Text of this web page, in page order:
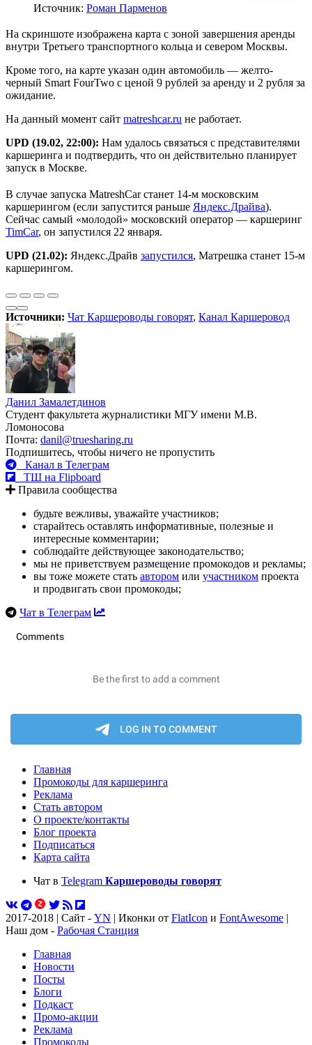
Источник: Роман Парменов
На скриншоте изображена карта с зоной завершения аренды
внутри Третьего транспортного кольца и севером Москвы.
Кроме того, на карте указан один автомобиль — желто-
черный Smart FourTwo с ценой 9 рублей за аренду и 2 рубля за
ожидание.
На данный момент сайт matreshcar.ru не работает.
UPD (19.02, 22:00): Нам удалось связаться с представителями
каршеринга и подтвердить, что он действительно планирует
запуск в Москве.
В случае запуска MatreshCar станет 14-м московским
каршерингом (если запустится раньше Яндекс.Драйва).
Сейчас самый «молодой» московский оператор — каршеринг
TimCar, он запустился 22 января.
UPD (21.02): Яндекс.Драйв запустился, Матрешка станет 15-м
каршерингом.
Источники: Чат Каршероводы говорят, Канал Каршеровод
Данил Замалетдинов
Cтудент факультета журналистики МГУ имени М.В.
Ломоносова
Почта: danil@truesharing.ru
Подпишитесь, чтобы ничего не пропустить
Канал в Телеграм
ТШ на Flipboard
Правила сообщества
будьте вежливы, уважайте участников;
старайтесь оставлять информативные, полезные и
интересные комментарии;
соблюдайте действующее законодательство;
мы не приветствуем размещение промокодов и рекламы;
вы тоже можете стать автором или участником проекта
и продвигать свои промокоды;
Чат в Телеграм
Главная
Промокоды для каршеринга
Реклама
Стать автором
О проекте/контакты
Блог проекта
Подписаться
Карта сайта
Чат в Telegram Каршероводы говорят
2017-2018 | Сайт - YN | Иконки от FlatIcon и FontAwesome |
Наш дом - Рабочая Станция
Главная
Новости
Посты
Блоги
Подкаст
Промо-акции
Реклама
Промокоды